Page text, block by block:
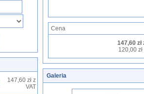
147,60 zł z
VAT
Cena
147,60 zł
120,00
Galeria